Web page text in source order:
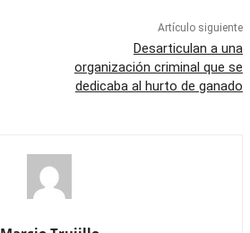
Artículo siguiente
Desarticulan a una
organización criminal que se
dedicaba al hurto de ganado